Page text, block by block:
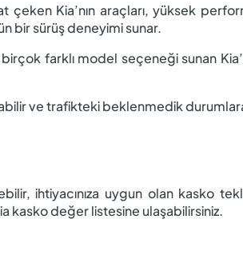
Kia’nın araçları, yüksek
bir sürüş deneyimi sunar.
farklı model seçeneği sunan
ve trafikteki beklenmedik
ihtiyacınıza uygun olan kasko
kasko değer listesine ulaşabilirsiniz.